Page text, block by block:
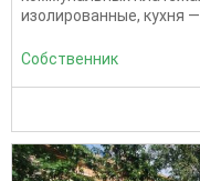
изолированные, кухня
Собственник